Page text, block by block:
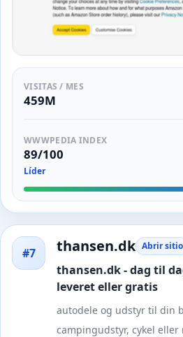
VISITAS / MES
459M
WWWPEDIA INDEX
89/100
Líder
#7 thansen.dk Abrir sitio
thansen.dk - dag til
leveret eller gratis
autodele og udstyr til din
campingudstyr, cykel eller